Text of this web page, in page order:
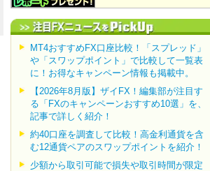
MT4おすすめFX口座比較！「スプレッド」
や「スワップポイント」で比較して一覧表
に！お得なキャンペーン情報も掲載中。
【2026年8月版】ザイFX！編集部が注目す
る「FXのキャンペーンおすすめ10選」を、
記事で詳しく紹介！
約40口座を調査して比較！高金利通貨を含
む12通貨ペアのスワップポイントを紹介！
少額から取引可能で損失や取引時間が限定